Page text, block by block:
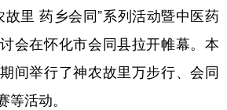
科创 量子 体育
书画 健康 军事
里 药乡会同”系列活动暨中医药
会在怀化市会同县拉开帷幕。本
间举行了神农故里万步行、会同
活动。